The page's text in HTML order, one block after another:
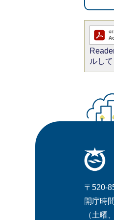
ルして
〒520-
開庁時
（土曜